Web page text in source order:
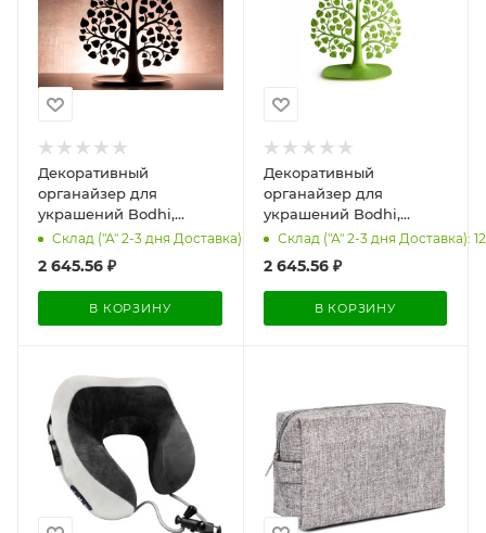
Декоративный
органайзер для
украшений Bodhi,
черный
Склад ("А" 2-3 дня Доставка): 6
2 645.56 ₽
В КОРЗИНУ
Декоративный
органайзер для
украшений Bodhi,
зеленый
Склад ("А" 2-3 дня Доставка): 12
2 645.56₽
В КОРЗИНУ